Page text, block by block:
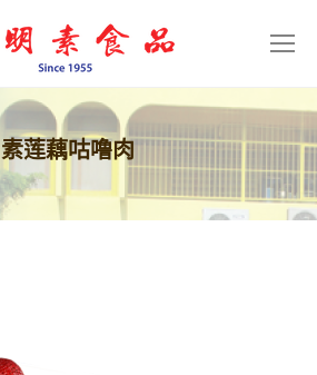
素莲藕咕噜肉